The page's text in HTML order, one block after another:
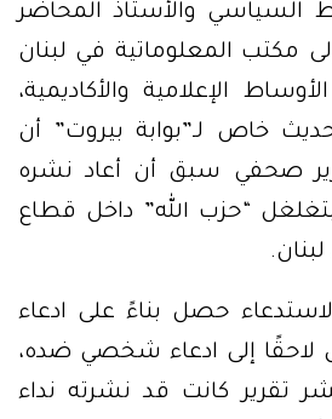
السياسي والأستاذ المحاضر
مكتب المعلوماتية في لبنان
الإعلامية والأكاديمية،
خاص لـ”بوابة بيروت” أن
صحفي سبق أن أعاد نشره
“حزب الله” داخل قطاع
لبنان.
حصل بناءً على ادعاء
إلى ادعاء شخصي ضده،
تقرير كانت قد نشرته نداء